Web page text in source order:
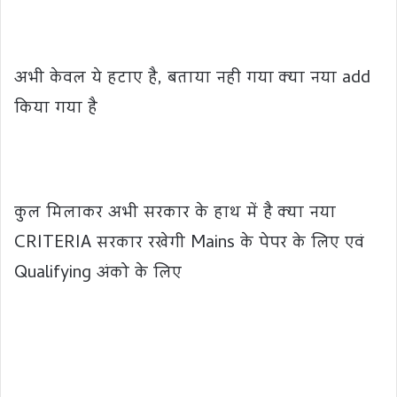
अभी केवल ये हटाए है, बताया नही गया क्या नया add
किया गया है
कुल मिलाकर अभी सरकार के हाथ में है क्या नया
CRITERIA सरकार रखेगी Mains के पेपर के लिए एवं
Qualifying अंको के लिए